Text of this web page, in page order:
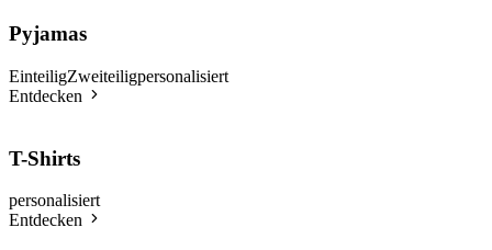
Pyjamas
EinteiligZweiteiligpersonalisiert
Entdecken
T-Shirts
personalisiert
Entdecken